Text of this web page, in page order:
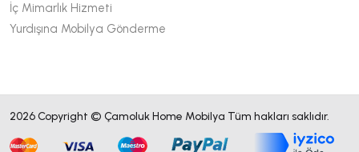
İç Mimarlık Hizmeti
Yurdışına Mobilya Gönderme
2026 Copyright © Çamoluk Home Mobilya Tüm hakları saklıdır.